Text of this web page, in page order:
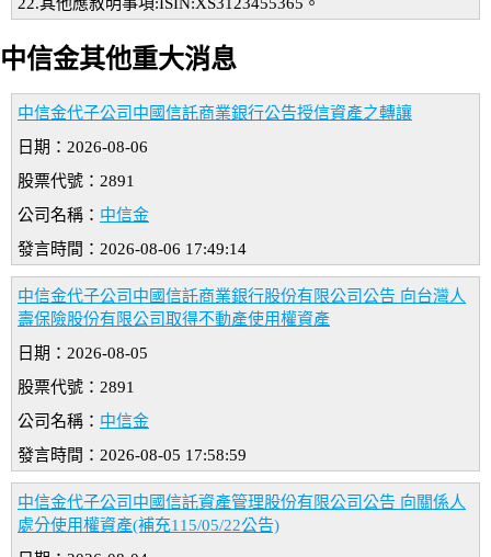
中信金其他重大消息
中信金代子公司中國信託商業銀行公告授信資產之轉讓
日期：2026-08-06
股票代號：2891
公司名稱： 中信金
發言時間：2026-08-06 17:49:14
中信金代子公司中國信託商業銀行股份有限公司公告 向台灣人
壽保險股份有限公司取得不動產使用權資產
日期：2026-08-05
股票代號：2891
公司名稱： 中信金
發言時間：2026-08-05 17:58:59
中信金代子公司中國信託資產管理股份有限公司公告 向關係人
處分使用權資產(補充115/05/22公告)